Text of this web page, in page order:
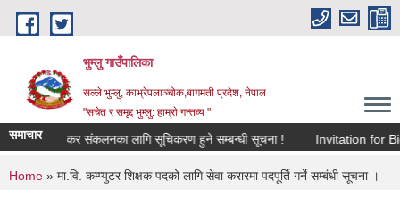
Skip to main content
भुम्लु गाउँपालिका
सल्ले भुम्लु, काभ्रेपलाञ्चोक,बागमती प्रदेश, नेपाल
"सचेत र समृद्द भुम्लु: हाम्राे गन्तव्य "
समाचार
विज्ञापन कर संकलनका लागि सूचिकरण हुने सम्बन्धी सूचना !
You are here
Home » मा.वि. कम्प्युटर शिक्षक पदको लागि सेवा करारमा पदपूर्ति गर्ने सम्बंधी सूचना ।